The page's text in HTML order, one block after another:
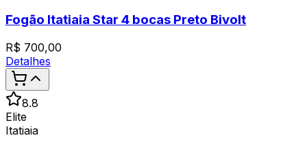
Fogão Itatiaia Star 4 bocas Preto Bivolt
R$ 700,00
Detalhes
8.8
Elite
Itatiaia